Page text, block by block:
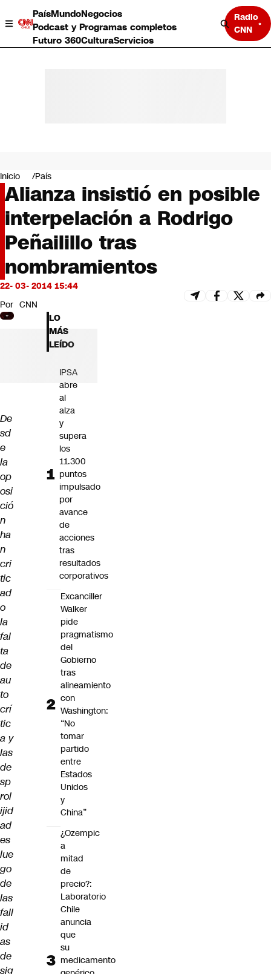
PaísMundoNegocios
Podcast y Programas completos
Futuro 360CulturaServicios
Radio
CNN
Negocios
Deportes
Programas completos
Cultura
Servicios
Bits
CNN tiempo
Futuro 360
Inicio País
Alianza insistió en posible
interpelación a Rodrigo
Peñailillo tras
nombramientos
22- 03- 2014 15:44
Por CNN
De
sd
e
la
op
osi
ció
n
ha
n
cri
tic
ad
o
la
fal
ta
de
au
to
crí
tic
a y
las
de
sp
rol
ijid
ad
es
lue
go
de
las
fall
id
as
de
sig
LO
MÁS
LEÍDO
IPSA
abre
al
alza
y
supera
los
11.300
puntos
impulsado
por
avance
de
acciones
tras
resultados
corporativos
Excanciller
Walker
pide
pragmatismo
del
Gobierno
tras
alineamiento
con
Washington:
“No
tomar
partido
entre
Estados
Unidos
y
China”
¿Ozempic
a
mitad
de
precio?:
Laboratorio
Chile
anuncia
que
su
medicamento